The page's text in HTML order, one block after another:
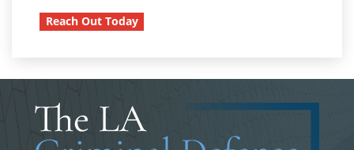
Sustained Juvenile Petitions
Motorcycle Accident
Burglary Of A Safe Or Vault
Carrying A Concealed Firearm
Carrying A Loaded Firearm
Reach Out Today